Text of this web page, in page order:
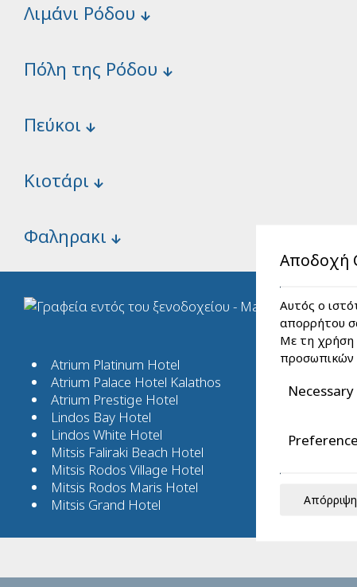
Λιμάνι Ρόδου
Πόλη της Ρόδου
Πεύκοι
Κιοτάρι
Φαληρακι
Atrium Platinum Hotel
Atrium Palace Hotel Kalathos
Atrium Prestige Hotel
Lindos Bay Hotel
Lindos White Hotel
Mitsis Faliraki Beach Hotel
Mitsis Rodos Village Hotel
Mitsis Rodos Maris Hotel
Mitsis Grand Hotel
Αποδοχή
Αυτός ο
απορρήτου
Με τη χρήση
προσωπικών